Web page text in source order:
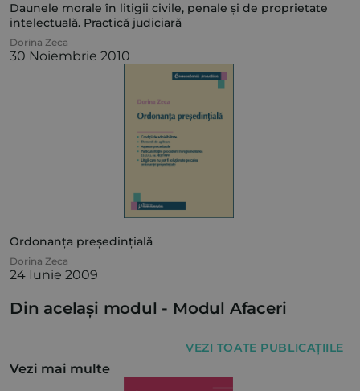
Daunele morale în litigii civile, penale și de proprietate
intelectuală. Practică judiciară
Dorina Zeca
30 Noiembrie 2010
Ordonanța președințială
Dorina Zeca
24 Iunie 2009
Din același modul - Modul Afaceri
VEZI TOATE PUBLICAȚIILE
Vezi mai multe